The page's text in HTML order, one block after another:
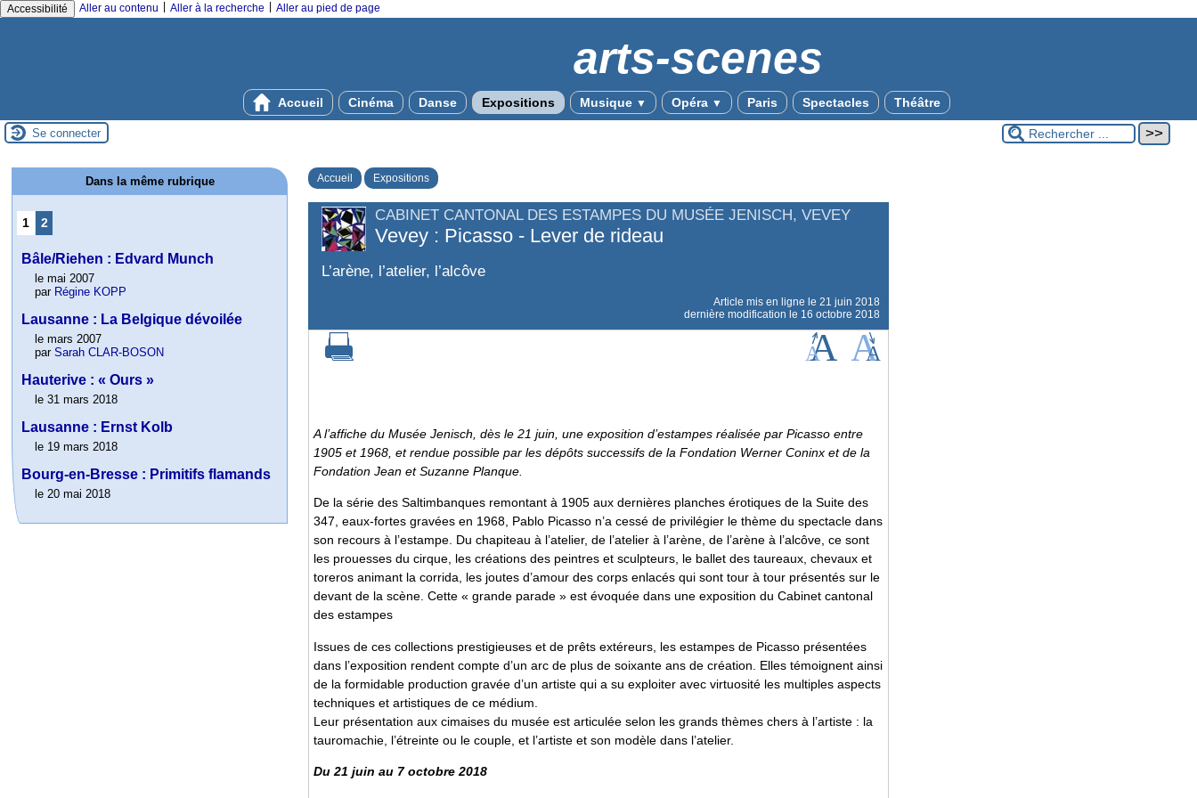
Accessibilité Aller au contenu Aller à la recherche Aller au pied de page
arts-scenes
Accueil Cinéma Danse Expositions Musique ▼ Opéra ▼ Paris Spectacles Théâtre
Se connecter
Accueil Expositions
CABINET CANTONAL DES ESTAMPES DU MUSÉE JENISCH, VEVEY
Vevey : Picasso - Lever de rideau
L’arène, l’atelier, l’alcôve
Article mis en ligne le 21 juin 2018
dernière modification le 16 octobre 2018
A l’affiche du Musée Jenisch, dès le 21 juin, une exposition d’estampes réalisée par Picasso entre
1905 et 1968, et rendue possible par les dépôts successifs de la Fondation Werner Coninx et de la
Fondation Jean et Suzanne Planque.
De la série des Saltimbanques remontant à 1905 aux dernières planches érotiques de la Suite des
347, eaux-fortes gravées en 1968, Pablo Picasso n’a cessé de privilégier le thème du spectacle dans
son recours à l’estampe. Du chapiteau à l’atelier, de l’atelier à l’arène, de l’arène à l’alcôve, ce sont
les prouesses du cirque, les créations des peintres et sculpteurs, le ballet des taureaux, chevaux et
toreros animant la corrida, les joutes d’amour des corps enlacés qui sont tour à tour présentés sur le
devant de la scène. Cette « grande parade » est évoquée dans une exposition du Cabinet cantonal
des estampes
Issues de ces collections prestigieuses et de prêts extéreurs, les estampes de Picasso présentées
dans l’exposition rendent compte d’un arc de plus de soixante ans de création. Elles témoignent ainsi
de la formidable production gravée d’un artiste qui a su exploiter avec virtuosité les multiples aspects
techniques et artistiques de ce médium.
Leur présentation aux cimaises du musée est articulée selon les grands thèmes chers à l’artiste : la
tauromachie, l’étreinte ou le couple, et l’artiste et son modèle dans l’atelier.
Du 21 juin au 7 octobre 2018
Dans la même rubrique
1 2
Bâle/Riehen : Edvard Munch
le mai 2007
par Régine KOPP
Lausanne : La Belgique dévoilée
le mars 2007
parSarah CLAR-BOSON
Hauterive : « Ours »
le 31 mars 2018
Lausanne : Ernst Kolb
le 19 mars 2018
Bourg-en-Bresse : Primitifs flamands
le 20 mai 2018